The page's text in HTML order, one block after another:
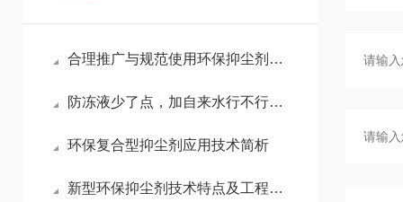
合理推广与规范使用环保抑尘剂助力各行业扬尘达标治理
防冻液少了点，加自来水行不行？我心里一直犯嘀咕
环保复合型抑尘剂应用技术简析
新型环保抑尘剂技术特点及工程应用优势